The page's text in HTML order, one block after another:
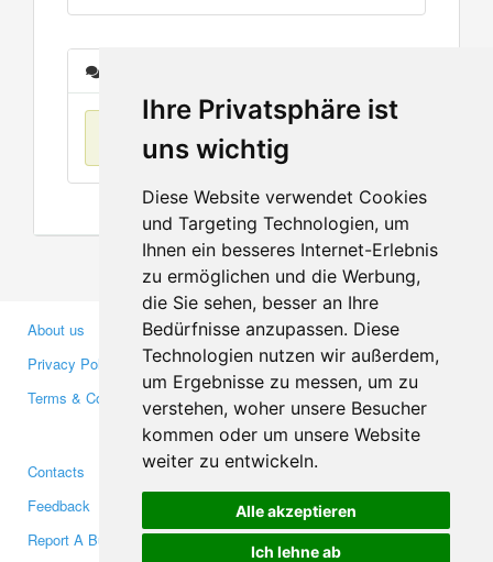
Ihre Privatsphäre ist
uns wichtig
Diese Website verwendet Cookies
und Targeting Technologien, um
Ihnen ein besseres Internet-Erlebnis
zu ermöglichen und die Werbung,
die Sie sehen, besser an Ihre
Bedürfnisse anzupassen. Diese
Technologien nutzen wir außerdem,
um Ergebnisse zu messen, um zu
verstehen, woher unsere Besucher
kommen oder um unsere Website
weiter zu entwickeln.
Alle akzeptieren
Ich lehne ab
No items found
About us
Privacy Policy
Terms & Conditions
Business Partners
Investors
Media
Contacts
Feedback
Report A Bug
Facebook
Twitter
YouTube